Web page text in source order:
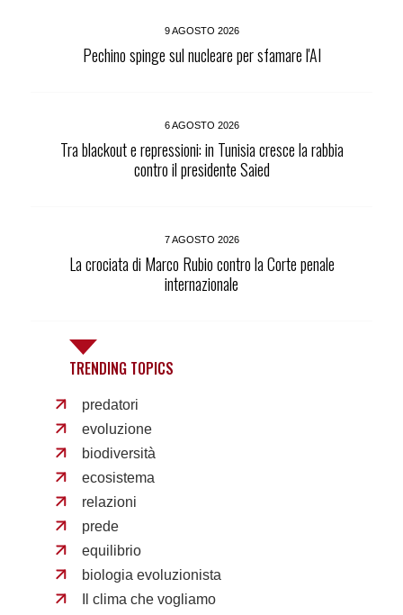
9 AGOSTO 2026
Pechino spinge sul nucleare per sfamare l'AI
6 AGOSTO 2026
Tra blackout e repressioni: in Tunisia cresce la rabbia
contro il presidente Saied
7 AGOSTO 2026
La crociata di Marco Rubio contro la Corte penale
internazionale
TRENDING TOPICS
predatori
evoluzione
biodiversità
ecosistema
relazioni
prede
equilibrio
biologia evoluzionista
Il clima che vogliamo